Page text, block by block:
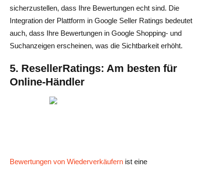
sicherzustellen, dass Ihre Bewertungen echt sind. Die
Integration der Plattform in Google Seller Ratings bedeutet
auch, dass Ihre Bewertungen in Google Shopping- und
Suchanzeigen erscheinen, was die Sichtbarkeit erhöht.
5. ResellerRatings: Am besten für
Online-Händler
Bewertungen von Wiederverkäufern ist eine